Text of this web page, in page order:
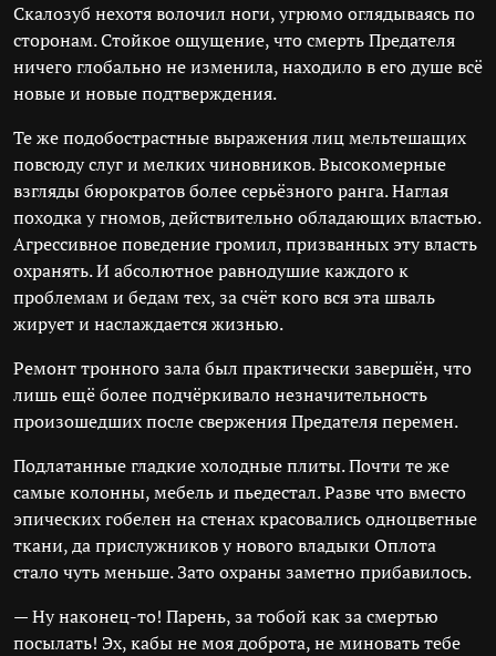
Скалозуб нехотя волочил ноги, угрюмо оглядываясь по
сторонам. Стойкое ощущение, что смерть Предателя
ничего глобально не изменила, находило в его душе всё
новые и новые подтверждения.
Те же подобострастные выражения лиц мельтешащих
повсюду слуг и мелких чиновников. Высокомерные
взгляды бюрократов более серьёзного ранга. Наглая
походка у гномов, действительно обладающих властью.
Агрессивное поведение громил, призванных эту власть
охранять. И абсолютное равнодушие каждого к
проблемам и бедам тех, за счёт кого вся эта шваль
жирует и наслаждается жизнью.
Ремонт тронного зала был практически завершён, что
лишь ещё более подчёркивало незначительность
произошедших после свержения Предателя перемен.
Подлатанные гладкие холодные плиты. Почти те же
самые колонны, мебель и пьедестал. Разве что вместо
эпических гобелен на стенах красовались одноцветные
ткани, да прислужников у нового владыки Оплота
стало чуть меньше. Зато охраны заметно прибавилось.
— Ну наконец-то! Парень, за тобой как за смертью
посылать! Эх, кабы не моя доброта, не миновать тебе